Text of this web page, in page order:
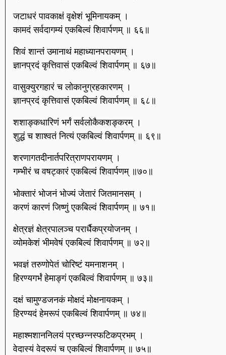
जटाधरं पावकाक्षं वृक्षेशं भूमिनायकम् ।
कामदं सर्वदागम्यं एकबिल्वं शिवार्पणम् ॥ ६६॥
शिवं शान्तं उमानाथं महाध्यानपरायणम् ।
ज्ञानप्रदं कृत्तिवासं एकबिल्वं शिवार्पणम् ॥ ६७॥
वासुक्युरगहारं च लोकानुग्रहकारणम् ।
ज्ञानप्रदं कृत्तिवासं एकबिल्वं शिवार्पणम् ॥ ६८॥
शशाङ्कधारिणं भर्गं सर्वलोकैकशङ्करम् ।
शुद्धं च शाश्वतं नित्यं एकबिल्वं शिवार्पणम् ॥ ६९॥
शरणागतदीनार्तपरित्राणपरायणम् ।
गम्भीरं च वषट्कारं एकबिल्वं शिवार्पणम् ॥७०॥
भोक्तारं भोजनं भोज्यं जेतारं जितमानसम् ।
करणं कारणं जिष्णुं एकबिल्वं शिवार्पणम् ॥ ७१॥
क्षेत्रज्ञं क्षेत्रपालञ्च परार्धैकप्रयोजनम् ।
व्योमकेशं भीमवेषं एकबिल्वं शिवार्पणम् ॥ ७२॥
भवज्ञं तरुणोपेतं चोरिष्टं यमनाशनम् ।
हिरण्यगर्भं हेमाङ्गं एकबिल्वं शिवार्पणम् ॥ ७३॥
दक्षं चामुण्डजनकं मोक्षदं मोक्षनायकम् ।
हिरण्यदं हेमरूपं एकबिल्वं शिवार्पणम् ॥ ७४॥
महाश्मशाननिलयं प्रच्छन्नस्फटिकप्रभम् ।
वेदास्यं वेदरूपं च एकबिल्वं शिवार्पणम् ॥ ७५॥